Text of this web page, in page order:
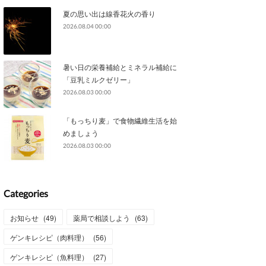
夏の思い出は線香花火の香り
2026.08.04 00:00
暑い日の栄養補給とミネラル補給に
「豆乳ミルクゼリー」
2026.08.03 00:00
「もっちり麦」で食物繊維生活を始
めましょう
2026.08.03 00:00
Categories
お知らせ (49) 薬局で相談しよう (63)
ゲンキレシピ（肉料理）
(56)
ゲンキレシピ（魚料理）
(27)